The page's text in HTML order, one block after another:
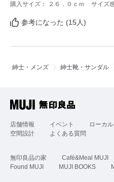
購入サイズ： ２６．０ｃｍ サイズ
参考になった (15人)
紳士・メンズ 紳士靴・サンダル
店舗情報 イベント ローカ
空間設計
よくある質問
無印良品の家 Café&Meal MUJI
Found MUJI
MUJI BOOKS